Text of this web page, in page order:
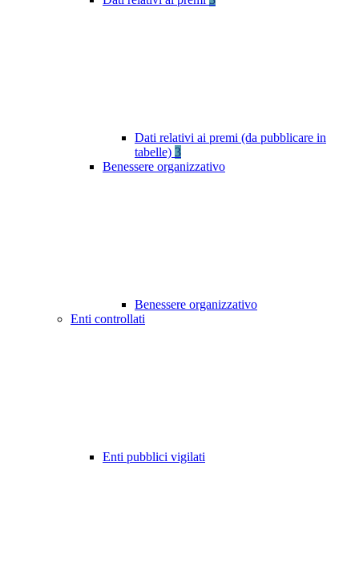
Dati relativi ai premi (da pubblicare in
tabelle) 3
Benessere organizzativo
Benessere organizzativo
Enti controllati
Enti pubblici vigilati